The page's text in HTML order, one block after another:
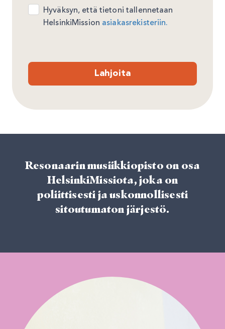
Hyväksyn, että tietoni tallennetaan
HelsinkiMission asiakasrekisteriin.
Lahjoita
Resonaarin musiikkiopisto on osa
HelsinkiMissiota, joka on
poliittisesti ja uskonnollisesti
sitoutumaton järjestö.